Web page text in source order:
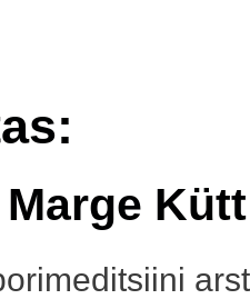
Kütt
arst